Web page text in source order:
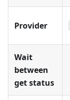
Provider
Wait
between
get status